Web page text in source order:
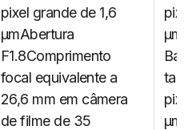
pixel grande de 1,6
µmAbertura
F1.8Comprimento
focal equivalente a
26,6 mm em câmera
de filme de 35
pixel